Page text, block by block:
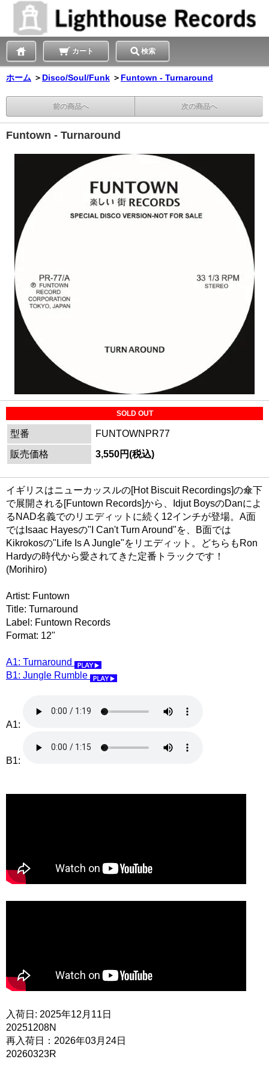
カート 検索
ホーム ＞ Disco/Soul/Funk ＞ Funtown - Turnaround
前の商品へ 次の商品へ
Funtown - Turnaround
SOLD OUT
型番
FUNTOWNPR77
販売価格
3,550円(税込)
イギリスはニューカッスルの[Hot Biscuit Recordings]の傘下
で展開される[Funtown Records]から、Idjut BoysのDanによ
るNAD名義でのリエディットに続く12インチが登場。A面
ではIsaac Hayesの"I Can't Turn Around"を、B面では
Kikrokosの"Life Is A Jungle"をリエディット。どちらもRon
Hardyの時代から愛されてきた定番トラックです！
(Morihiro)
Artist: Funtown
Title: Turnaround
Label: Funtown Records
Format: 12"
A1: Turnaround
B1: Jungle Rumble
A1:
B1:
入荷日: 2025年12月11日
20251208N
再入荷日：2026年03月24日
20260323R